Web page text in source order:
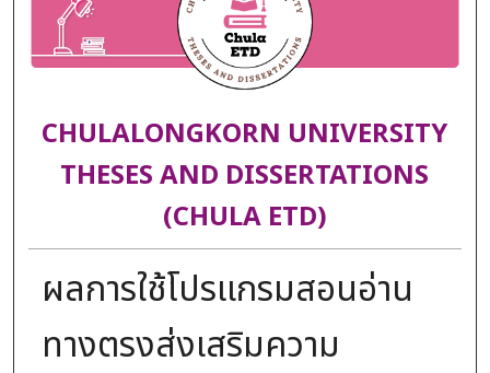
CHULALONGKORN UNIVERSITY
THESES AND DISSERTATIONS
(CHULA ETD)
ผลการใช้โปรแกรมสอนอ่าน
ทางตรงส่งเสริมความ